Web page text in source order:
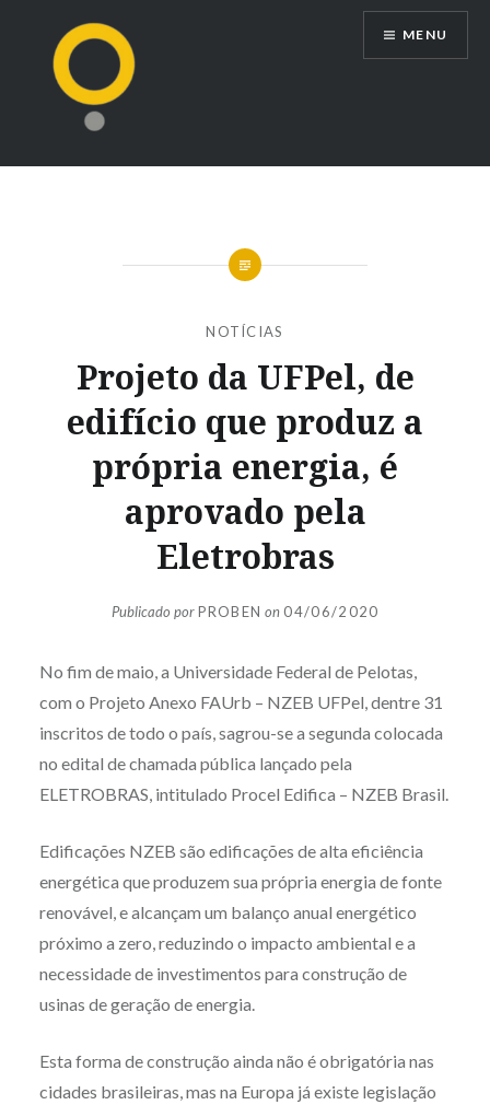
conteúdo
MENU
NOTÍCIAS
Projeto da UFPel, de
edifício que produz a
própria energia, é
aprovado pela
Eletrobras
Publicado porPROBEN on04/06/2020
No fim de maio, a Universidade Federal de Pelotas,
com o Projeto Anexo FAUrb – NZEB UFPel, dentre 31
inscritos de todo o país, sagrou-se a segunda colocada
no edital de chamada pública lançado pela
ELETROBRAS, intitulado Procel Edifica – NZEB Brasil.
Edificações NZEB são edificações de alta eficiência
energética que produzem sua própria energia de fonte
renovável, e alcançam um balanço anual energético
próximo a zero, reduzindo o impacto ambiental e a
necessidade de investimentos para construção de
usinas de geração de energia.
Esta forma de construção ainda não é obrigatória nas
cidades brasileiras, mas na Europa já existe legislação